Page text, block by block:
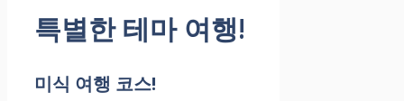
특별한 테마 여행!
미식 여행 코스!